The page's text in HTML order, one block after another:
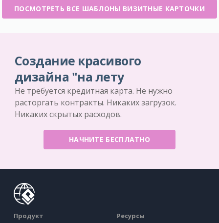
ПОСМОТРЕТЬ ВСЕ ШАБЛОНЫ ВИЗИТНЫЕ КАРТОЧКИ
Создание красивого
дизайна "на лету
Не требуется кредитная карта. Не нужно
расторгать контракты. Никаких загрузок.
Никаких скрытых расходов.
НАЧНИТЕ БЕСПЛАТНО
Продукт Ресурсы